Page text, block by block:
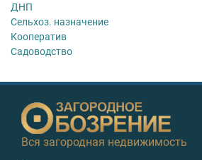
ДНП
Сельхоз. назначение
Кооператив
Садоводство
Вся загородная недвижимость